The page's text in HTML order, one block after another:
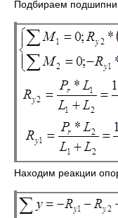
Подбираем
Находим реакции